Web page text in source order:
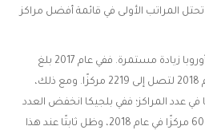
تحتل المراتب الأولى في قائمة أفضل مراكز
شهدت أعداد مراكز الفكر في أوروبا زيادة مستمرة. ففي عام 2017 بلغ
عددها 2045، وارتفعت في عام 2018 لتصل إلى 2219 مركزًا. ومع ذلك،
المراكز؛ ففي بلجيكا انخفض العدد
من 61 مركزًا في عام 2017 إلى 60 مركزًا في عام 2018، وظل ثابتًا عند هذا